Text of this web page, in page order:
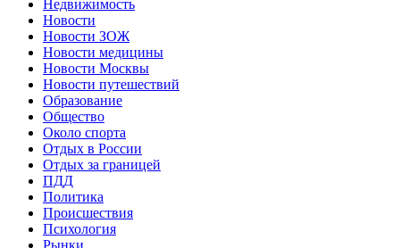
Недвижимость
Новости
Новости ЗОЖ
Новости медицины
Новости Москвы
Новости путешествий
Образование
Общество
Около спорта
Отдых в России
Отдых за границей
ПДД
Политика
Происшествия
Психология
Рынки